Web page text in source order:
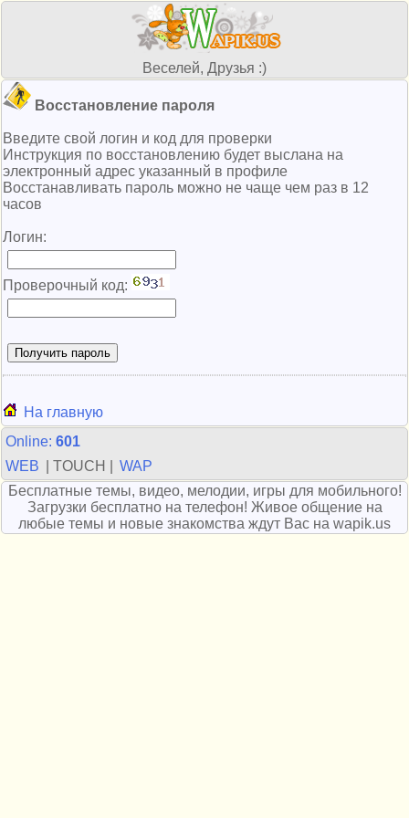
Веселей, Друзья :)
Восстановление пароля
Введите свой логин и код для проверки
Инструкция по восстановлению будет выслана на
электронный адрес указанный в профиле
Восстанавливать пароль можно не чаще чем раз в 12
часов
Логин:
Проверочный код:
На главную
Online: 601
WEB
| TOUCH |
WAP
Бесплатные темы, видео, мелодии, игры для мобильного!
Загрузки бесплатно на телефон! Живое общение на
любые темы и новые знакомства ждут Вас на wapik.us